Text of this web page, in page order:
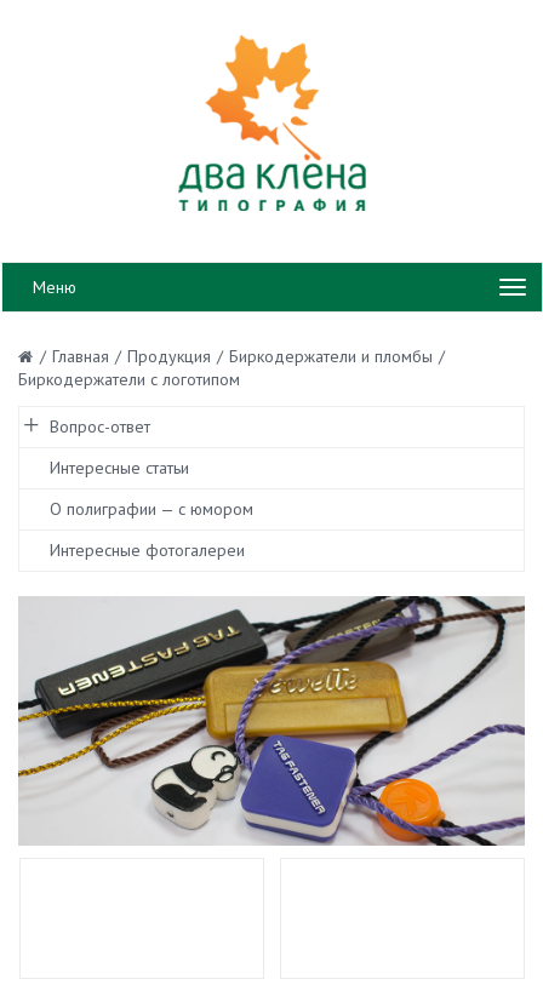
Меню
/ Главная / Продукция / Биркодержатели и пломбы /
Биркодержатели с логотипом
Вопрос-ответ
Интересные статьи
О полиграфии — с юмором
Интересные фотогалереи